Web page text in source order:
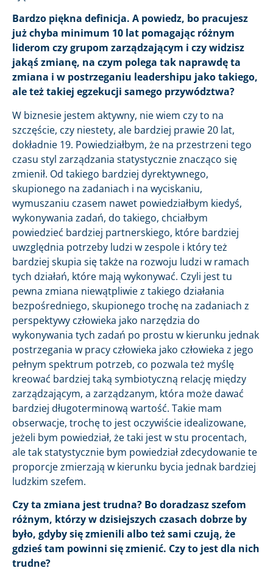
Bardzo piękna definicja. A powiedz, bo pracujesz
już chyba minimum 10 lat pomagając różnym
liderom czy grupom zarządzającym i czy widzisz
jakąś zmianę, na czym polega tak naprawdę ta
zmiana i w postrzeganiu leadershipu jako takiego,
ale też takiej egzekucji samego przywództwa?
W biznesie jestem aktywny, nie wiem czy to na
szczęście, czy niestety, ale bardziej prawie 20 lat,
dokładnie 19. Powiedziałbym, że na przestrzeni tego
czasu styl zarządzania statystycznie znacząco się
zmienił. Od takiego bardziej dyrektywnego,
skupionego na zadaniach i na wyciskaniu,
wymuszaniu czasem nawet powiedziałbym kiedyś,
wykonywania zadań, do takiego, chciałbym
powiedzieć bardziej partnerskiego, które bardziej
uwzględnia potrzeby ludzi w zespole i który też
bardziej skupia się także na rozwoju ludzi w ramach
tych działań, które mają wykonywać. Czyli jest tu
pewna zmiana niewątpliwie z takiego działania
bezpośredniego, skupionego trochę na zadaniach z
perspektywy człowieka jako narzędzia do
wykonywania tych zadań po prostu w kierunku jednak
postrzegania w pracy człowieka jako człowieka z jego
pełnym spektrum potrzeb, co pozwala też myślę
kreować bardziej taką symbiotyczną relację między
zarządzającym, a zarządzanym, która może dawać
bardziej długoterminową wartość. Takie mam
obserwacje, trochę to jest oczywiście idealizowane,
jeżeli bym powiedział, że taki jest w stu procentach,
ale tak statystycznie bym powiedział zdecydowanie te
proporcje zmierzają w kierunku bycia jednak bardziej
ludzkim szefem.
Czy ta zmiana jest trudna? Bo doradzasz szefom
różnym, którzy w dzisiejszych czasach dobrze by
było, gdyby się zmienili albo też sami czują, że
gdzieś tam powinni się zmienić. Czy to jest dla nich
trudne?